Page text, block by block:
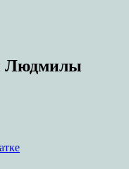
Людмилы